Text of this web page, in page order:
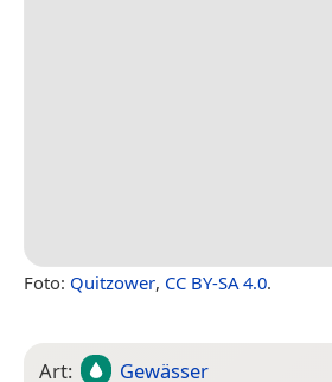
Foto: Quitzower, CC BY-SA 4.0.
Art: Gewässer